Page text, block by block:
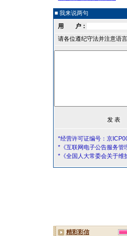
■ 我来说两句
用 户：
请各位遵纪守法并注意语言
*经营许可证编号：京
*《互联网电子公告服务管
*《全国人大常委会关于维